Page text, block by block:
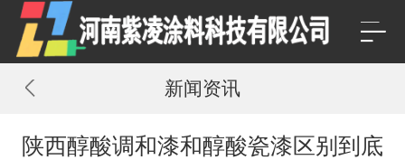
新闻资讯
陕西醇酸调和漆和醇酸瓷漆区别到底